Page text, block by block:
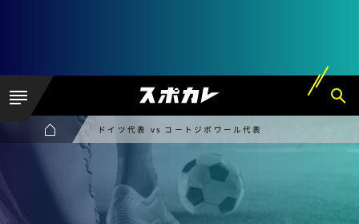
ドイツ代表 vs コートジボワール代表